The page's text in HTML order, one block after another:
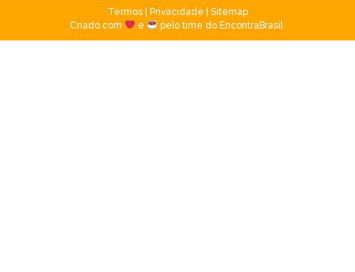
Termos| Privacidade
Sitemap
Criado com
e pelo time do EncontraBrasil